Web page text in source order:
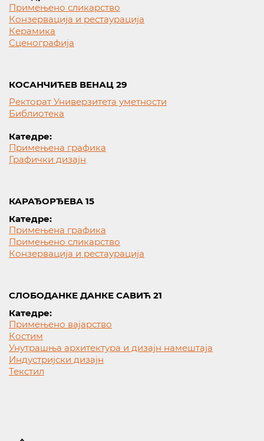
Примењено сликарство
Конзервација и рестаурација
Керамика
Сценографија
КОСАНЧИЋЕВ ВЕНАЦ 29
Ректорат Универзитета уметности
Библиотека
Катедре:
Примењена графика
Графички дизајн
КАРАЂОРЂЕВА 15
Катедре:
Примењена графика
Примењено сликарство
Конзервација и рестаурација
СЛОБОДАНКЕ ДАНКЕ САВИЋ 21
Катедре:
Примењено вајарство
Костим
Унутрашња архитектура и дизајн намештаја
Индустријски дизајн
Текстил